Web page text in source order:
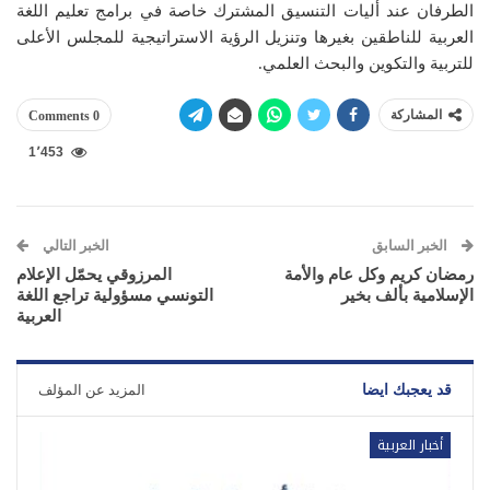
الطرفان عند أليات التنسيق المشترك خاصة في برامج تعليم اللغة
العربية للناطقين بغيرها وتنزيل الرؤية الاستراتيجية للمجلس الأعلى
للتربية والتكوين والبحث العلمي.
المشاركة 0 Comments
1٬453
الخبر السابق
رمضان كريم وكل عام والأمة
الإسلامية بألف بخير
الخبر التالي
المرزوقي يحمّل الإعلام
التونسي مسؤولية تراجع اللغة
العربية
قد يعجبك ايضا المزيد عن المؤلف
أخبار العربية